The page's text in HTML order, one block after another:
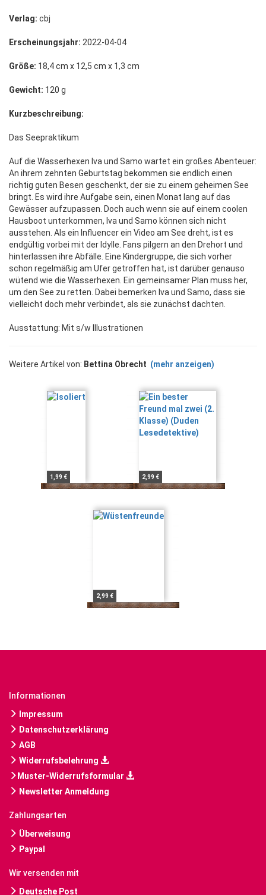
Verlag: cbj
Erscheinungsjahr: 2022-04-04
Größe: 18,4 cm x 12,5 cm x 1,3 cm
Gewicht: 120 g
Kurzbeschreibung:
Das Seepraktikum
Auf die Wasserhexen Iva und Samo wartet ein großes Abenteuer:
An ihrem zehnten Geburtstag bekommen sie endlich einen
richtig guten Besen geschenkt, der sie zu einem geheimen See
bringt. Es wird ihre Aufgabe sein, einen Monat lang auf das
Gewässer aufzupassen. Doch auch wenn sie auf einem coolen
Hausboot unterkommen, Iva und Samo können sich nicht
ausstehen. Als ein Influencer ein Video am See dreht, ist es
endgültig vorbei mit der Idylle. Fans pilgern an den Drehort und
hinterlassen ihre Abfälle. Eine Kindergruppe, die sich vorher
schon regelmäßig am Ufer getroffen hat, ist darüber genauso
wütend wie die Wasserhexen. Ein gemeinsamer Plan muss her,
um den See zu retten. Dabei bemerken Iva und Samo, dass sie
vielleicht doch mehr verbindet, als sie zunächst dachten.
Ausstattung: Mit s/w Illustrationen
Weitere Artikel von: Bettina Obrecht (mehr anzeigen)
1,99 € 2,99 €
2,99 €
Informationen
Impressum
Datenschutzerklärung
AGB
Widerrufsbelehrung
Muster-Widerrufsformular
Newsletter Anmeldung
Zahlungsarten
Überweisung
Paypal
Wir versenden mit
Deutsche Post